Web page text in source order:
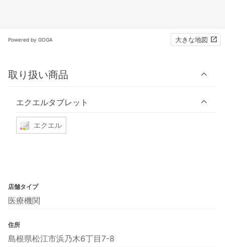
Powered by GOGA 大きな地図
取り扱い商品
エクエルタブレット
エクエル
店舗タイプ
医療機関
住所
島根県松江市浜乃木6丁目7-8